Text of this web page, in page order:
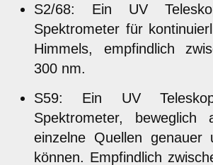
S2/68: Ein UV
Spektrometer für
Himmels, empfindlich
300 nm.
S59: Ein UV
Spektrometer, beweglich
einzelne Quellen genauer
können. Empfindlich